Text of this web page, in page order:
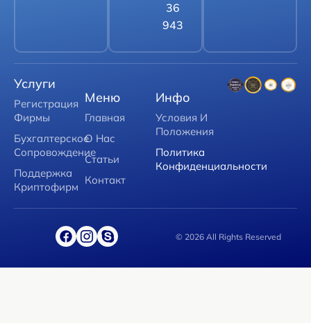
36
943
Услуги
Регистрация
Фирмы
Бухгалтерское
Сопровождение
Поддержка
Криптофирм
Меню
Главная
О Нас
Статьи
Контакт
Инфо
Условия И
Положения
Политика
Конфиденциальности
© 2026 All Rights Reserved